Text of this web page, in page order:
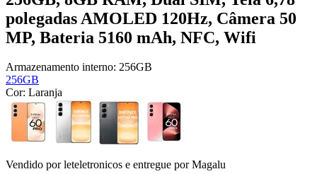
polegadas AMOLED 120Hz, Câmera 50
MP, Bateria 5160 mAh, NFC, Wifi
Armazenamento interno: 256GB
256GB
Cor: Laranja
Vendido porleteletronicos e entregue por Magalu